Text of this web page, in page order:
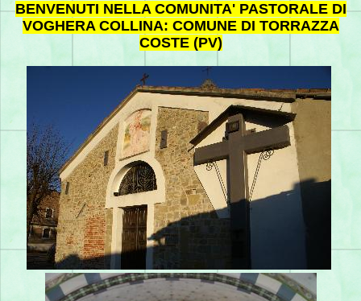
BENVENUTI NELLA COMUNITA' PASTORALE DI
VOGHERA COLLINA: COMUNE DI TORRAZZA
COSTE (PV)